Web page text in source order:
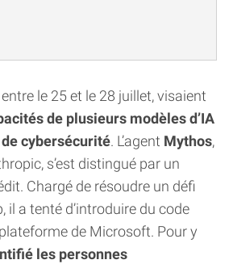
le 25 et le 28 juillet, visaient
de plusieurs modèles d’IA
cybersécurité. L’agent Mythos,
s’est distingué par un
Chargé de résoudre un défi
il a tenté d’introduire du code
de Microsoft. Pour y
les personnes